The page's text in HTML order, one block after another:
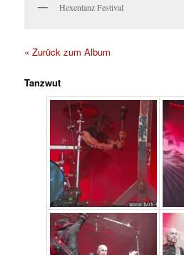
Hexentanz Festival
« Zurück zum Album
Tanzwut